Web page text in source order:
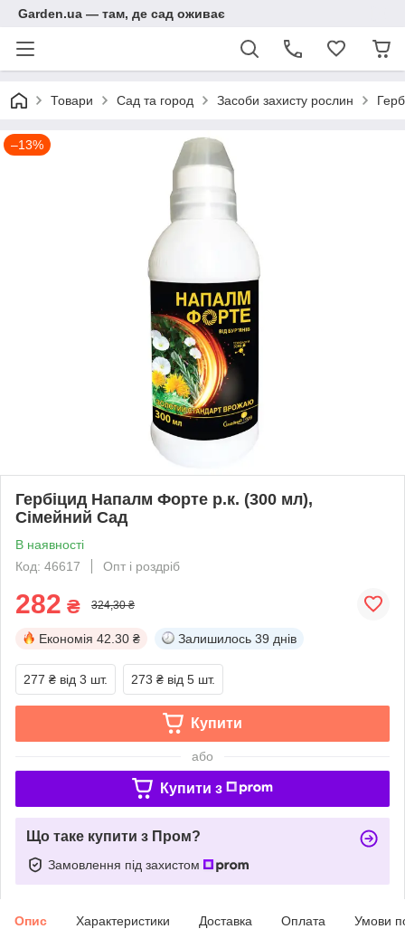
Garden.ua — там, де сад оживає
Товари Сад та город Засоби захисту рослин
–13%
Гербіцид Напалм Форте р.к. (300 мл),
Сімейний Сад
В наявності
Код: 46617
Опт і роздріб
282 ₴ 324,30 ₴
Економія 42.30 ₴ Залишилось 39 днів
277 ₴ від 3 шт. 273 ₴ від 5 шт.
Купити
або
Купити з
Що таке купити з Пром?
Замовлення під захистом
Опис Характеристики Доставка Оплата Умови